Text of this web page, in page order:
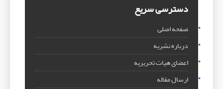
دسترسی سریع
صفحه اصلی
درباره نشریه
اعضای هیات تحریریه
ارسال مقاله